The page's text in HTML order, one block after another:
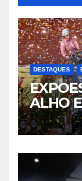
DESTAQUES
ALHO